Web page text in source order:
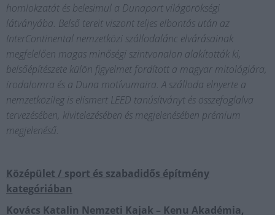
homlokzatát és belesimul a Dunapart világörökségi
látványába. Belső tereit viszont teljes elbontás után az
InterContinental nemzetközi szállodalánc elvárásainak
megfelelően magas minőségi szintvonalon alakították ki,
belsőépítészete külön figyelmet fordított a magyar mitológiára,
irodalomra és a Duna motívumaira. A szálloda elnyerte a
nemzetközileg is elismert LEED tanúsítványt és összefoglalva
tervezésében, kivitelezésében és megjelenésében prémium
megjelenésű.
Középület / sport és szabadidős építmény
kategóriában
Kovács Katalin Nemzeti Kajak – Kenu Akadémia,